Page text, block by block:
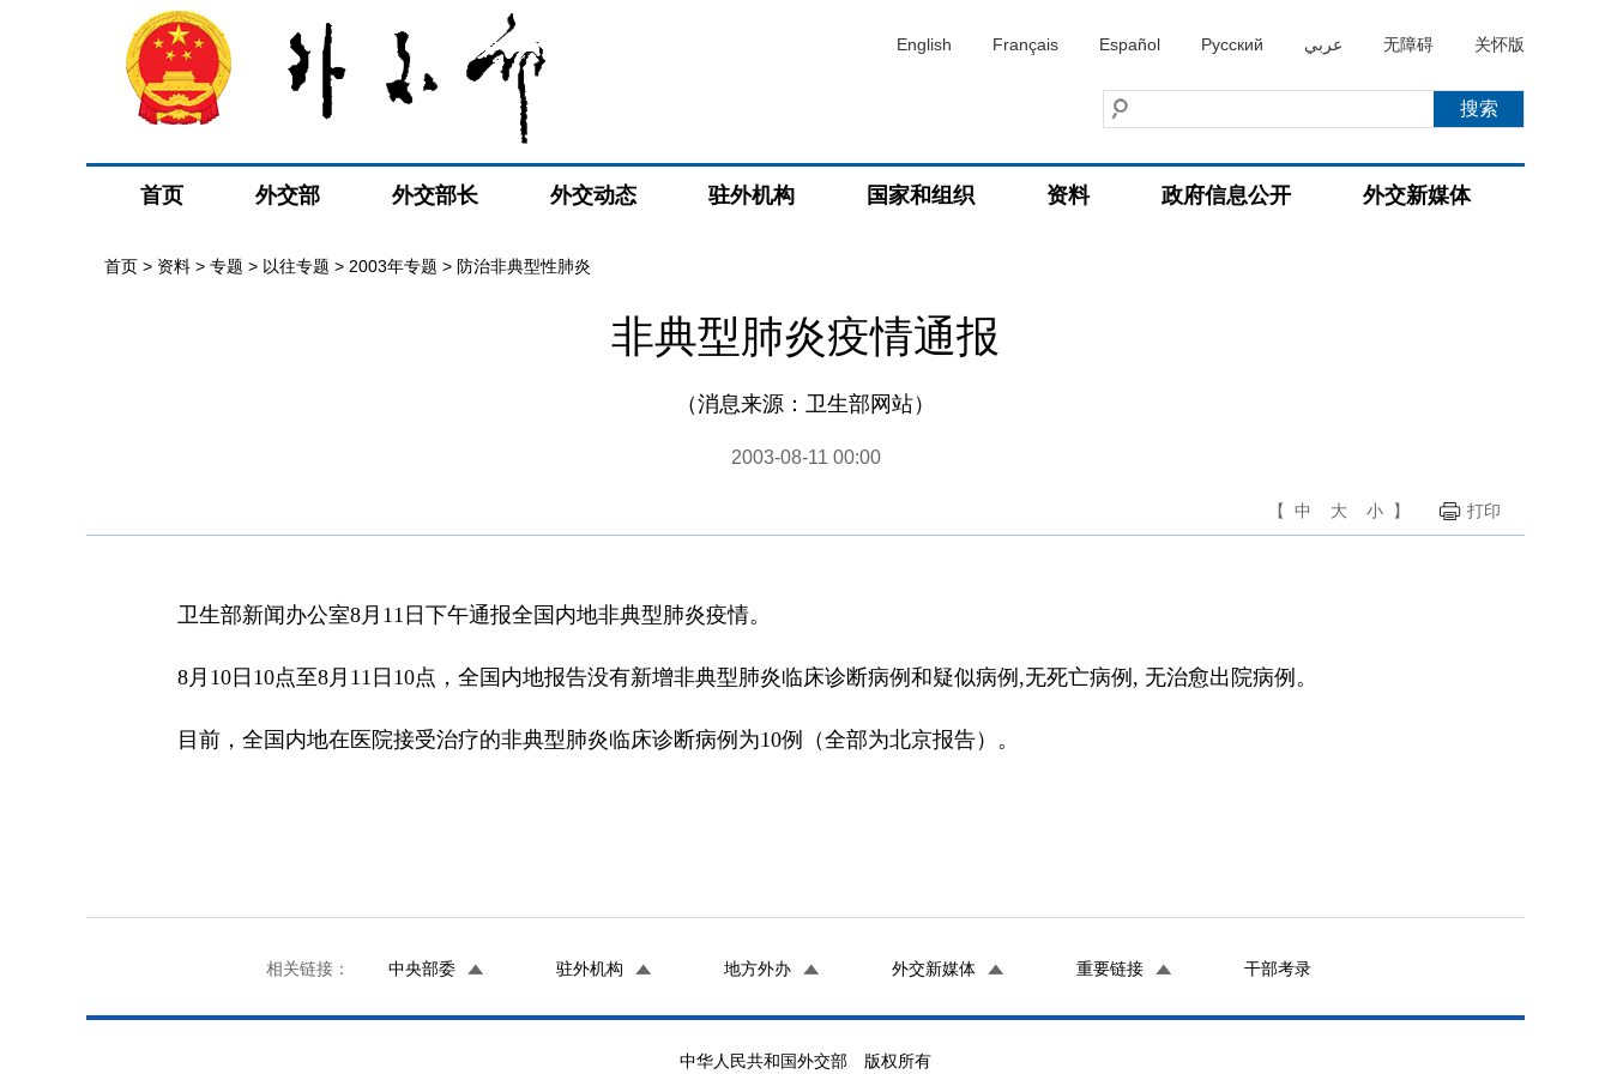
English Français Español Русский عربي 无障碍 关怀版
首页 外交部 外交部长 外交动态 驻外机构 国家和组织 资料 政府信息公开 外交新媒体
首页 > 资料 > 专题 > 以往专题 > 2003年专题 > 防治非典型性肺炎
非典型肺炎疫情通报
（消息来源：卫生部网站）
2003-08-11 00:00
【 中 大 小 】 打印
卫生部新闻办公室8月11日下午通报全国内地非典型肺炎疫情。
8月10日10点至8月11日10点，全国内地报告没有新增非典型肺炎临床诊断病例和疑似病例,无死亡病例, 无治愈出院病例。
目前，全国内地在医院接受治疗的非典型肺炎临床诊断病例为10例（全部为北京报告）。
相关链接： 中央部委 驻外机构 地方外办 外交新媒体 重要链接 干部考录
中华人民共和国外交部 版权所有